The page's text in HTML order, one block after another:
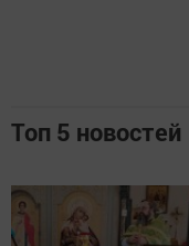
Топ 5 новостей